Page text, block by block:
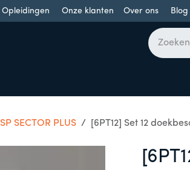
Opleidingen Onze klanten Over ons Blog
SP SECTOR PLUS [6PT12] Set 12